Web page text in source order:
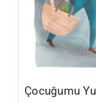
Çocuğumu